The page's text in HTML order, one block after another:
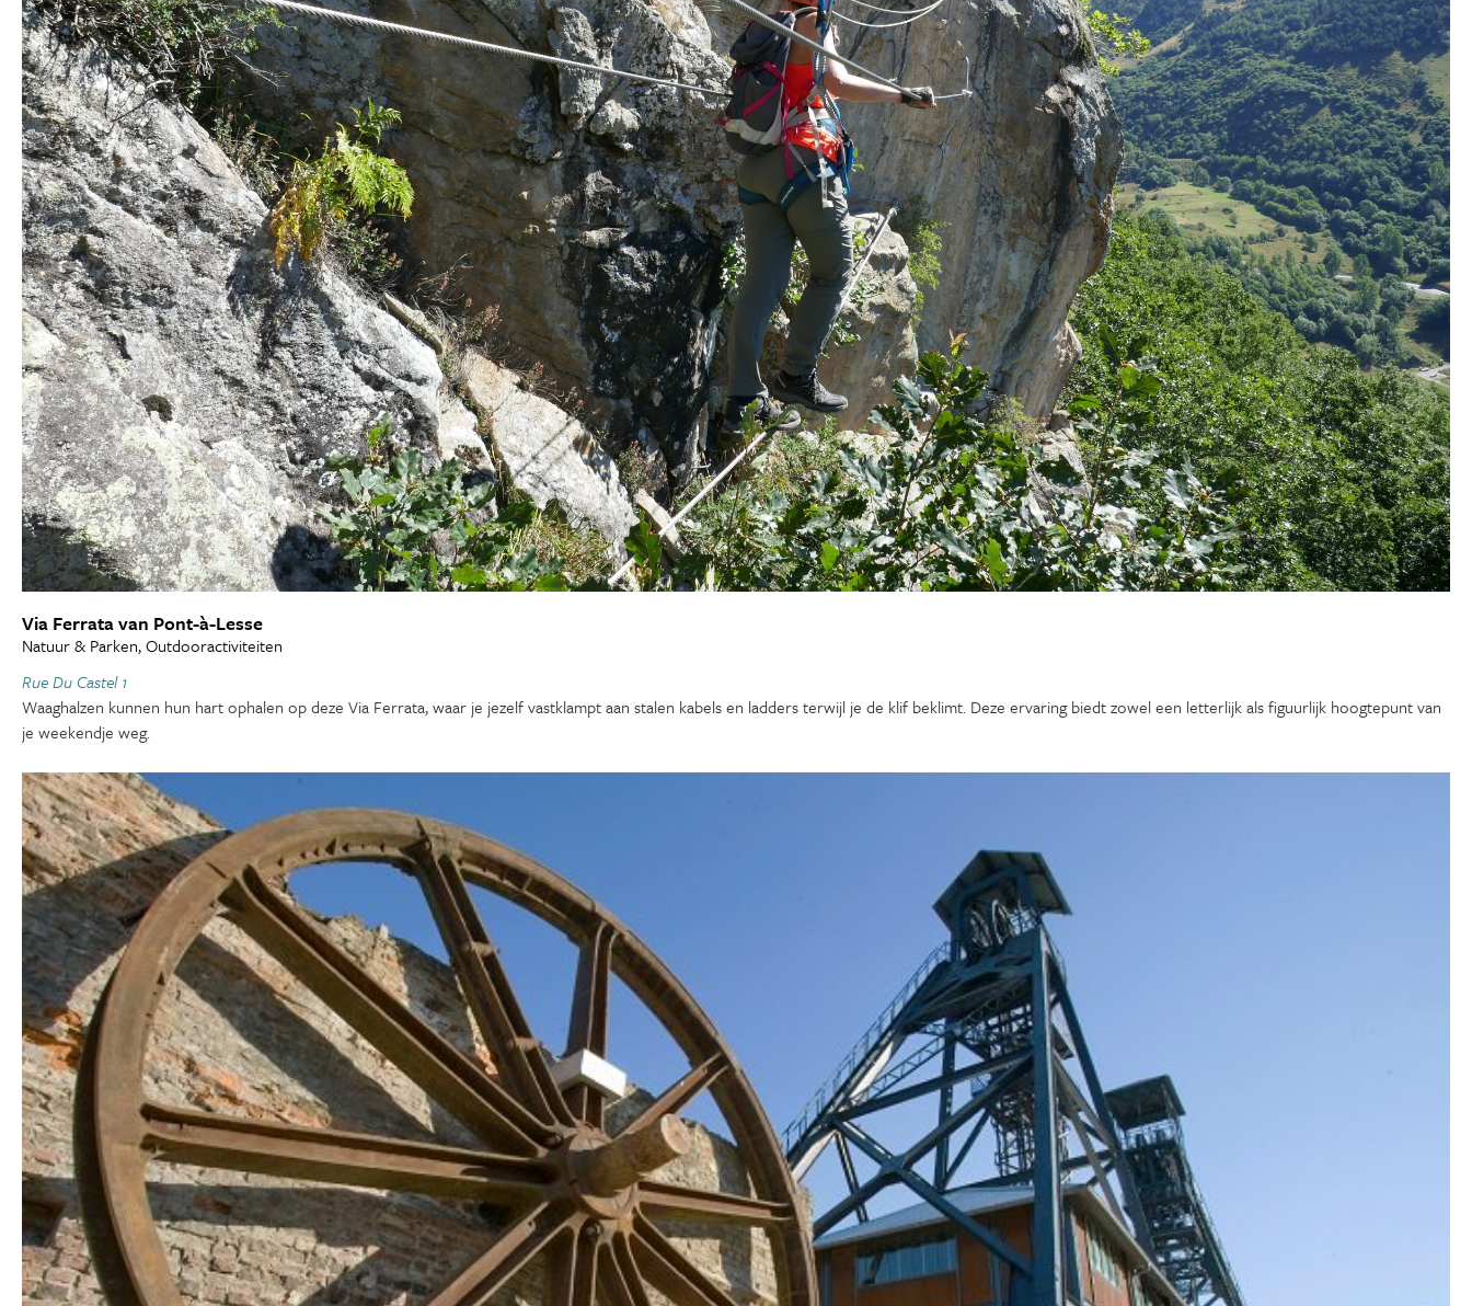
Via Ferrata van Pont-à-Lesse
Natuur & Parken, Outdooractiviteiten
Rue Du Castel 1
Waaghalzen kunnen hun hart ophalen op deze Via Ferrata, waar je jezelf vastklampt aan stalen kabels en ladders terwijl je de klif beklimt. Deze ervaring biedt zowel een letterlijk als figuurlijk hoogtepunt van
je weekendje weg.